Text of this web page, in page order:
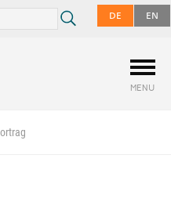
MENU
DE EN